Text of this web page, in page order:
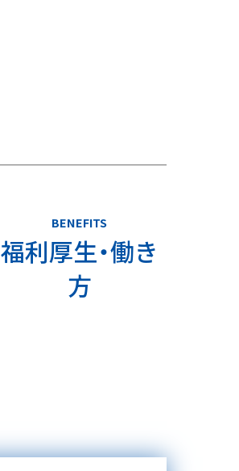
BENEFITS
福利厚生・働き
方